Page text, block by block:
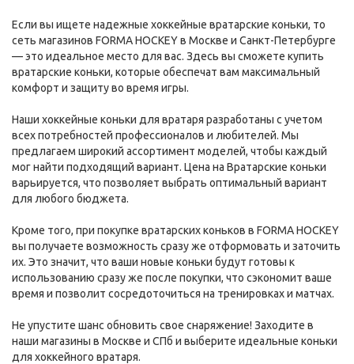
Если вы ищете надежные хоккейные вратарские коньки, то
сеть магазинов FORMA HOCKEY в Москве и Санкт-Петербурге
— это идеальное место для вас. Здесь вы сможете купить
вратарские коньки, которые обеспечат вам максимальный
комфорт и защиту во время игры.
Наши хоккейные коньки для вратаря разработаны с учетом
всех потребностей профессионалов и любителей. Мы
предлагаем широкий ассортимент моделей, чтобы каждый
мог найти подходящий вариант. Цена на Вратарские коньки
варьируется, что позволяет выбрать оптимальный вариант
для любого бюджета.
Кроме того, при покупке вратарских коньков в FORMA HOCKEY
вы получаете возможность сразу же отформовать и заточить
их. Это значит, что ваши новые коньки будут готовы к
использованию сразу же после покупки, что сэкономит ваше
время и позволит сосредоточиться на тренировках и матчах.
Не упустите шанс обновить свое снаряжение! Заходите в
наши магазины в Москве и СПб и выберите идеальные коньки
для хоккейного вратаря.